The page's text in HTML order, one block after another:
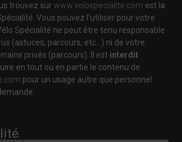
trouvez surwww.velospecialite.com est la
Vous pouvez l’utiliser pour votre
Spécialité ne peut être tenu responsable
(astuces, parcours, etc…) ni de votre
privés (parcours). Il est interdit
en tout ou en partie le contenu de
pour un usage autre que personnel